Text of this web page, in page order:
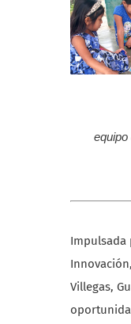
Impulsada
Villegas,